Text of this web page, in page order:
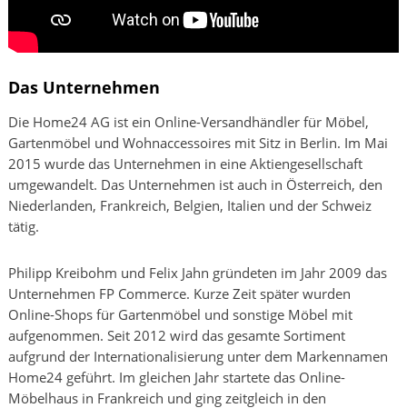
Das Unternehmen
Die Home24 AG ist ein Online-Versandhändler für Möbel,
Gartenmöbel und Wohnaccessoires mit Sitz in Berlin. Im Mai
2015 wurde das Unternehmen in eine Aktiengesellschaft
umgewandelt. Das Unternehmen ist auch in Österreich, den
Niederlanden, Frankreich, Belgien, Italien und der Schweiz
tätig.
Philipp Kreibohm und Felix Jahn gründeten im Jahr 2009 das
Unternehmen FP Commerce. Kurze Zeit später wurden
Online-Shops für Gartenmöbel und sonstige Möbel mit
aufgenommen. Seit 2012 wird das gesamte Sortiment
aufgrund der Internationalisierung unter dem Markennamen
Home24 geführt. Im gleichen Jahr startete das Online-
Möbelhaus in Frankreich und ging zeitgleich in den